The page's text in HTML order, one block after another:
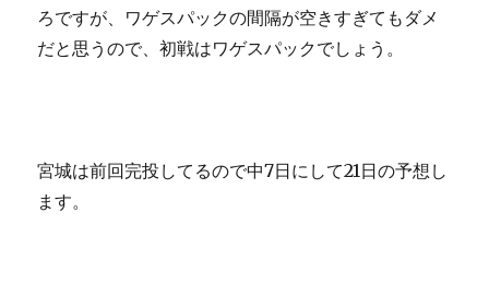
ろですが、ワゲスパックの間隔が空きすぎてもダメ
だと思うので、初戦はワゲスパックでしょう。
宮城は前回完投してるので中7日にして21日の予想し
ます。